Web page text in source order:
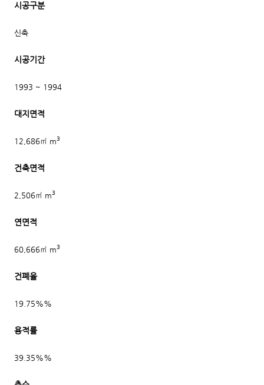
시공구분
신축
시공기간
1993 ~ 1994
대지면적
12,686㎡ m3
건축면적
2,506㎡ m3
연면적
60,666㎡ m3
건폐율
19.75%%
용적률
39.35%%